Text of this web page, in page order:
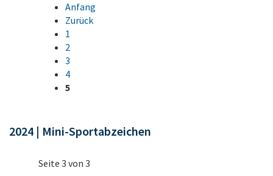
Anfang
Zurück
1
2
3
4
5
2024 | Mini-Sportabzeichen
Seite 3 von 3